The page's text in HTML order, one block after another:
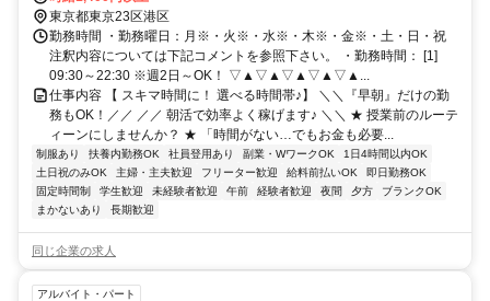
東京都東京23区港区
勤務時間 ・勤務曜日：月※・火※・水※・木※・金※・土・日・祝
注釈内容については下記コメントを参照下さい。 ・勤務時間： [1]
09:30～22:30 ※週2日～OK！ ▽▲▽▲▽▲▽▲▽▲...
仕事内容 【 スキマ時間に！ 選べる時間帯♪】 ＼＼『早朝』だけの勤
務もOK！／／ ／／ 朝活で効率よく稼げます♪ ＼＼ ★ 授業前のルーテ
ィーンにしませんか？ ★ 「時間がない…でもお金も必要...
制服あり 扶養内勤務OK 社員登用あり 副業・WワークOK
1日4時間以内OK
土日祝のみOK
主婦・主夫歓迎 フリーター歓迎 給料前払いOK
即日勤務OK
固定時間制
学生歓迎 未経験者歓迎 午前 経験者歓迎 夜間 夕方
ブランクOK
まかないあり
長期歓迎
同じ企業の求人
アルバイト・パート